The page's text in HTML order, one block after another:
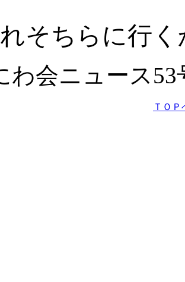
そちらに行く
わ会ニュース
ＴＯＰ